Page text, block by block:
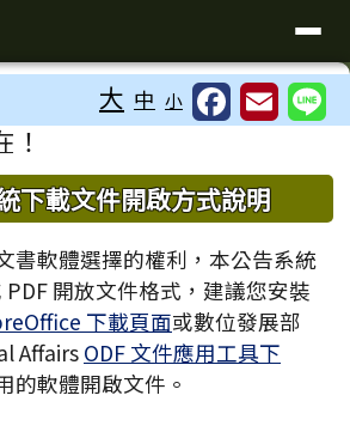
文化國小全球資訊站
⏸
大 中 小
下載文件開啟方式說明
書軟體選擇的權利，本公告系統
PDF 開放文件格式，建議您安裝
下載頁面或數位發展部
Affairs ODF 文件應用工具下
的軟體開啟文件。